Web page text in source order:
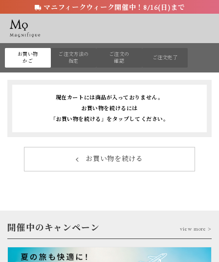
マニフィークウィーク開催中！8/16(日)まで
お買い物
かご
ご注文方法の
指定
ご注文の
確認
ご注文完了
現在カートには商品が入っておりません。
お買い物を続けるには
「お買い物を続ける」をタップしてください。
お買い物を続ける
開催中のキャンペーン view more >